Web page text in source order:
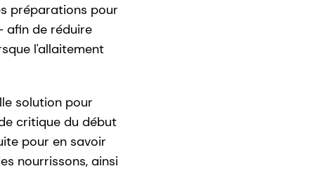
préparations pour
afin de réduire
l'allaitement
solution pour
critique du début
pour en savoir
nourrissons, ainsi